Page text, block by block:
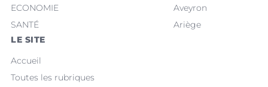
ECONOMIE
SANTÉ
Aveyron
Ariège
LE SITE
Accueil
Toutes les rubriques